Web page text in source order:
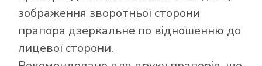
зображення зворотньої сторони
прапора дзеркальне по відношенню до
лицевої сторони.